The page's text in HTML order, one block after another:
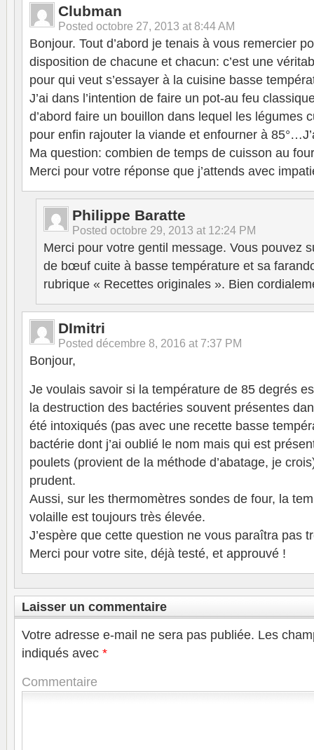
Clubman
Posted octobre 27, 2013 at 8:44 AM
Bonjour. Tout d’abord je tenais à vous remercier
disposition de chacune et chacun: c’est une
pour qui veut s’essayer à la cuisine basse
J’ai dans l’intention de faire un pot-au feu
d’abord faire un bouillon dans lequel les légumes
pour enfin rajouter la viande et enfourner à
Ma question: combien de temps de cuisson au
Merci pour votre réponse que j’attends avec
Philippe Baratte
Posted octobre 29, 2013 at 12:24 PM
Merci pour votre gentil message. Vous pouvez
de bœuf cuite à basse température et sa
rubrique « Recettes originales ». Bien
DImitri
Posted décembre 8, 2016 at 7:37 PM
Bonjour,
Je voulais savoir si la température de 85 degrés
la destruction des bactéries souvent présentes
été intoxiqués (pas avec une recette basse
bactérie dont j’ai oublié le nom mais qui est
poulets (provient de la méthode d’abatage, je
prudent.
Aussi, sur les thermomètres sondes de four, la
volaille est toujours très élevée.
J’espère que cette question ne vous paraîtra pas
Merci pour votre site, déjà testé, et approuvé !
Laisser un commentaire
Votre adresse e-mail ne sera pas publiée. Les
indiqués avec *
Commentaire